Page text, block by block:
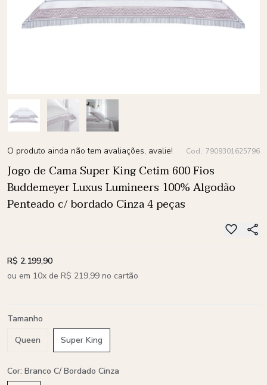
O produto ainda não tem avaliações, avalie! Cod.: 7909301625796
Jogo de Cama Super King Cetim 600 Fios
Buddemeyer Luxus Lumineers 100% Algodão
Penteado c/ bordado Cinza 4 peças
R$ 2.199,90
ou em 10x de R$ 219,99 no cartão
Tamanho
Queen
Super King
Cor: Branco C/ Bordado Cinza